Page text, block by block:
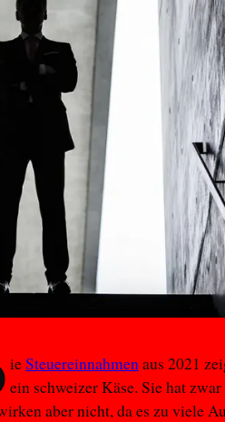
ieSteuereinnahmenaus 2021
ein schweizer Käse. Sie hat
aber nicht, da es zu viele